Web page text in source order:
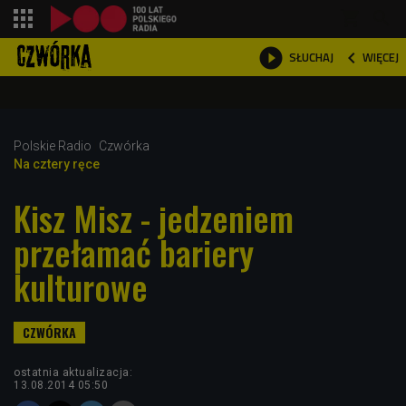
 SŁUCHAJ  WIĘCEJ

Polskie Radio
Czwórka
Na cztery ręce
Kisz Misz - jedzeniem
przełamać bariery
kulturowe
ostatnia aktualizacja:
13.08.2014 05:50